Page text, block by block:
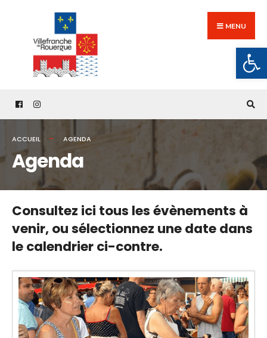
content
MENU
ACCUEIL AGENDA
Agenda
Consultez ici tous les évènements à
venir,ou sélectionnez une date dans
le calendrier ci-contre.